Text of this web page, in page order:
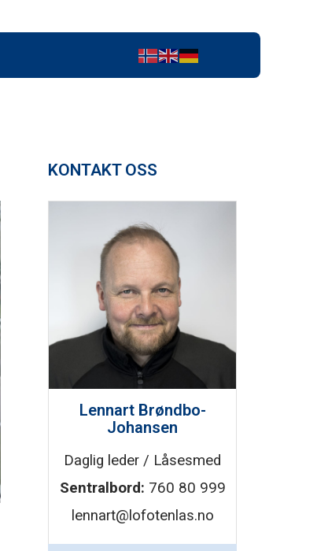
KONTAKT OSS
Lennart Brøndbo-
Johansen
Daglig leder / Låsesmed
Sentralbord: 760 80 999
lennart@lofotenlas.no